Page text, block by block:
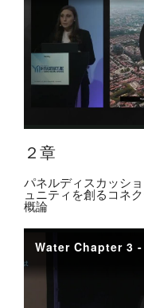
２章
パネルディスカッシ
ュニティを創るコネ
概論
Water Chapter 3